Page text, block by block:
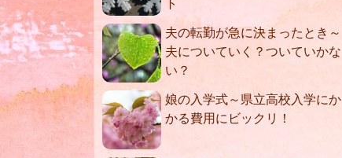
ト
夫の転勤が急に決まったとき～
夫についていく？ついていかな
い？
娘の入学式～県立高校入学にか
かる費用にビックリ！